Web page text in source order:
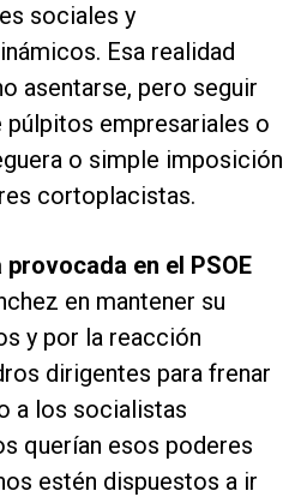
sociales y
Esa realidad
asentarse, pero seguir
púlpitos empresariales o
o simple imposición
cortoplacistas.
en el PSOE
en mantener su
y por la reacción
dirigentes para frenar
a los socialistas
querían esos poderes
estén dispuestos a ir